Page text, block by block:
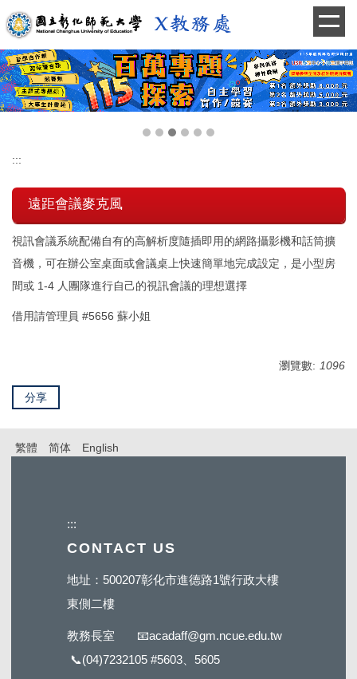
跳
到
要
內
容
區
:::
遠距會議麥克風
視訊會議系統配備自有的高解析度隨插即用的網路攝影機和話筒擴
音機，可在辦公室桌面或會議桌上快速簡單地完成設定，是小型房
間或 1-4 人團隊進行自己的視訊會議的理想選擇
借用請管理員 #5656 蘇小姐
瀏覽數: 1096
分享
繁體 简体 English
:::
CONTACT US
地址：500207彰化市進德路1號行政大樓
東側二樓
教務長室 📧acadaff@gm.ncue.edu.tw
📞(04)7232105 #5603 、5605